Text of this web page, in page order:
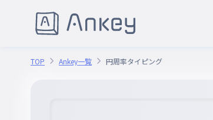
TOP Ankey一覧 円周率タイピング